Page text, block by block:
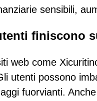
sensibili,
finiscono
web come
utenti possono
fuorvianti.